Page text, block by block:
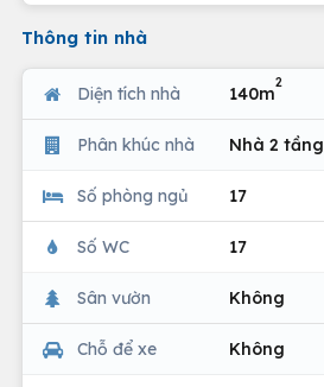
Thông tin nhà
Diện tích nhà 140m
2
Phân khúc nhà Nhà 2 tầng
Số phòng ngủ 17
Số WC 17
Sân vườn Không
Chỗ để xe Không